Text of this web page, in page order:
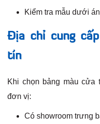
Kiểm tra mẫu dưới
Địa chỉ cung
tín
Khi chọn bảng màu cửa
đơn vị:
Có showroom trưng